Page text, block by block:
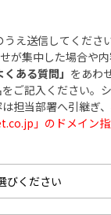
え送信してください
が集中した場合や
くある質問」 をあわ
ご記入ください。
担当部署へ引継ぎ
」のドメイン